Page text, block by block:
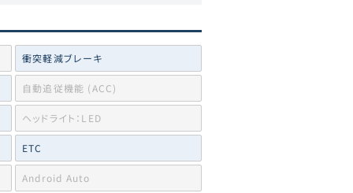
衝突軽減ブレーキ
自動追従機能 (ACC)
ヘッドライト：LED
ETC
Android Auto